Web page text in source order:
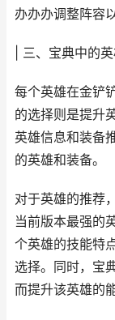
办办办调整阵容
| 三、宝典中的
每个英雄在金铲
的选择则是提升
英雄信息和装备
的英雄和装备。
对于英雄的推荐
当前版本最强的
个英雄的技能特
选择。同时，宝
而提升该英雄的能